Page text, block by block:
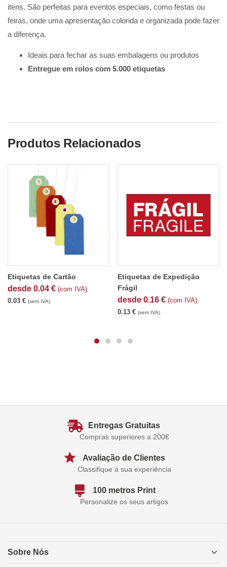
itens. São perfeitas para eventos especiais, como festas ou
feiras, onde uma apresentação colorida e organizada pode fazer
a diferença.
Ideais para fechar as suas embalagens ou produtos
Entregue em rolos com 5.000 etiquetas
Produtos Relacionados
Etiquetas de Cartão
desde 0.04 € (com IVA)
0.03 € (sem IVA)
Etiquetas de Expedição
Frágil
desde 0.16 € (com IVA)
0.13 € (sem IVA)
Entregas Gratuitas
Compras superiores a 200€
Avaliação de Clientes
Classifique a sua experiência
100 metros Print
Personalize os seus artigos
Sobre Nós